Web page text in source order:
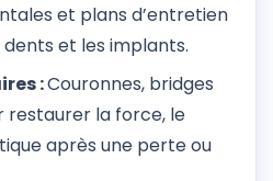
et plans d’entretien
et les implants.
:Couronnes, bridges
restaurer la force, le
après une perte ou